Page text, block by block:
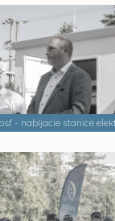
- nabíjacie stanice